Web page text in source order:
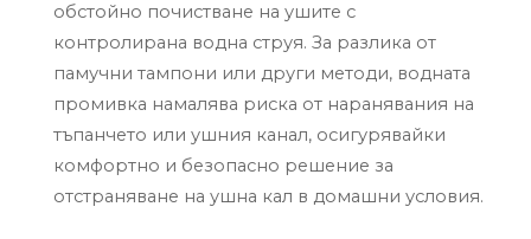
обстойно почистване на ушите с
контролирана водна струя. За разлика от
памучни тампони или други методи, водната
промивка намалява риска от наранявания на
тъпанчето или ушния канал, осигурявайки
комфортно и безопасно решение за
отстраняване на ушна кал в домашни условия.